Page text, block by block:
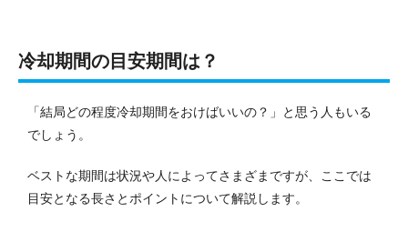
冷却期間の目安期間は？
「結局どの程度冷却期間をおけばいいの？」と思う人もいる
でしょう。
ベストな期間は状況や人によってさまざまですが、ここでは
目安となる長さとポイントについて解説します。